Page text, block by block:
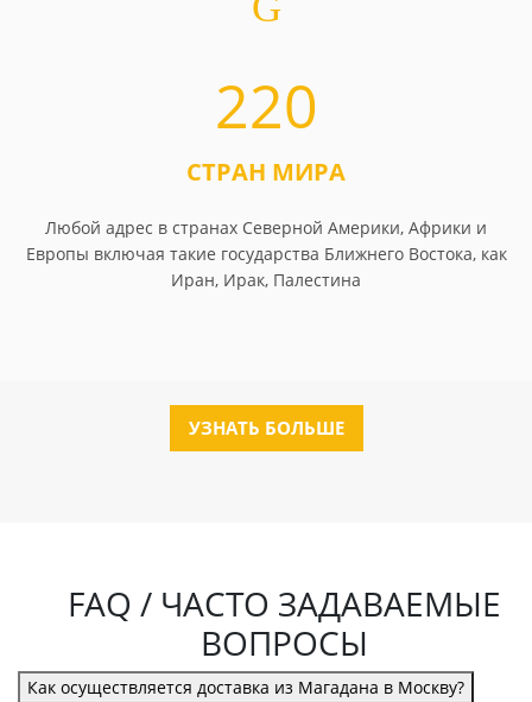
220
СТРАН МИРА
Любой адрес в странах Северной Америки, Африки и
Европы включая такие государства Ближнего Востока, как
Иран, Ирак, Палестина
УЗНАТЬ БОЛЬШЕ
FAQ / ЧАСТО ЗАДАВАЕМЫЕ
ВОПРОСЫ
Как осуществляется доставка из Магадана в Москву?